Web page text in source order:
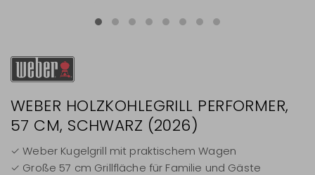
WEBER HOLZKOHLEGRILL PERFORMER,
57 CM, SCHWARZ (2026)
✓ Weber Kugelgrill mit praktischem Wagen
✓ Große 57 cm Grillfläche für Familie und Gäste